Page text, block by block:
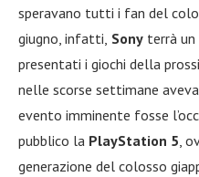
speravano tutti i fan del
giugno, infatti, Sony terrà
presentati i giochi della
nelle scorse settimane
evento imminente fosse
pubblico la PlayStation 5,
generazione del colosso